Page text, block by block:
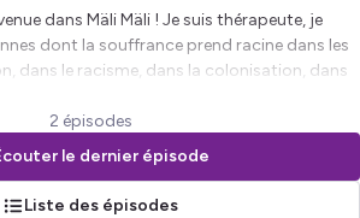
dans Mäli Mäli ! Je suis thérapeute, je
dont la souffrance prend racine dans les
dans le racisme, dans la colonisation, dans
Ce que tu vis a une histoire. Une
que ta colère était trop grande, ta fatigue
trop difficile à expliquer, ce podcast est pour
2 épisodes
le dernier épisode
Liste des épisodes